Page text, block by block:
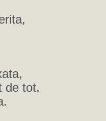
de tot,